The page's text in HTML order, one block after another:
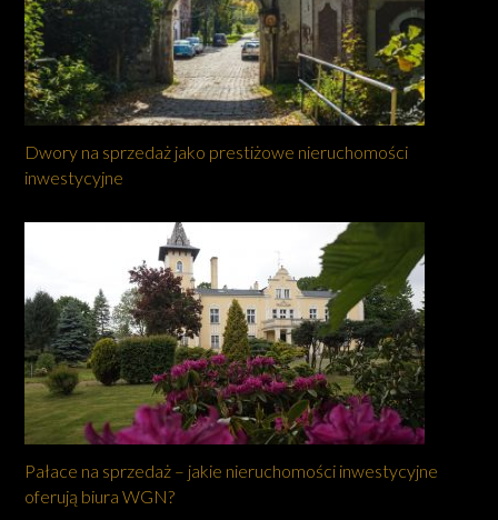
Dwory na sprzedaż jako prestiżowe nieruchomości
inwestycyjne
Pałace na sprzedaż – jakie nieruchomości inwestycyjne
oferują biura WGN?